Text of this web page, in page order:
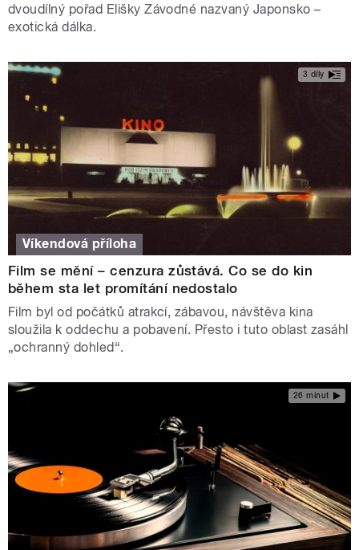
dvoudílný pořad Elišky Závodné nazvaný Japonsko –
exotická dálka.
3 díly
Víkendová příloha
Film se mění – cenzura zůstává. Co se do kin
během sta let promítání nedostalo
Film byl od počátků atrakcí, zábavou, návštěva kina
sloužila k oddechu a pobavení. Přesto i tuto oblast zasáhl
„ochranný dohled“.
26 minut